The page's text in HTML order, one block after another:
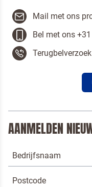
Mail met ons
Bel met ons
Terugbelverzoek
AANMELDEN